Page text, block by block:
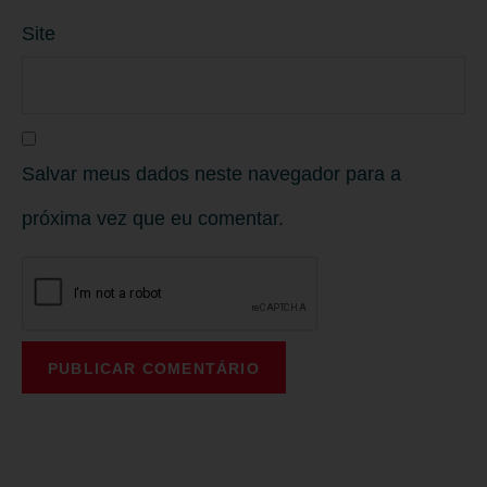
Site
Salvar meus dados neste navegador para a
próxima vez que eu comentar.